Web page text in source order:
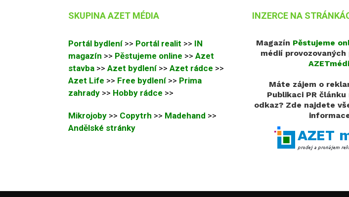
SKUPINA AZET MÉDIA
Portál bydlení >> Portál realit >> IN
magazín >> Pěstujeme online >> Azet
stavba >> Azet bydlení >> Azet rádce >>
Azet Life >> Free bydlení >> Prima
zahrady >> Hobby rádce >>
Mikrojoby >> Copytrh >> Madehand >>
Andělské stránky
INZERCE NA
Magazín Pěstujeme
médií provozovaných
Máte zájem o
Publikaci PR
odkaz? Zde najdete